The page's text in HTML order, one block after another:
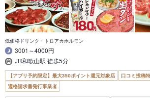
低価格ドリンク・トロアカホルモン
3001～4000円
JR和歌山駅 徒歩5分
【アプリ予約限定】最大350ポイント還元対象店
口コミ投稿
適格請求書発行事業者